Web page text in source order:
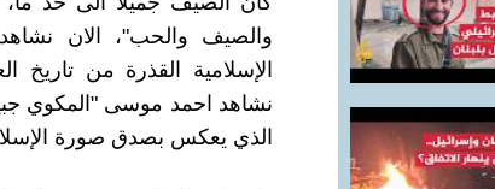
والصيف والحب"، الان
الإسلامية القذرة من تاريخ
نشاهد احمد موسى "المكوي
الذي يعكس بصدق صورة